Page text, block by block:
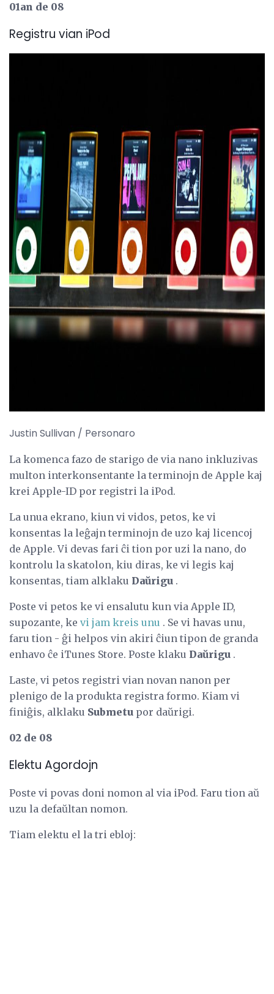
01an de 08
Registru vian iPod
ad
Justin Sullivan / Personaro
La komenca fazo de starigo de via nano inkluzivas
multon interkonsentante la terminojn de Apple kaj
krei Apple-ID por registri la iPod.
La unua ekrano, kiun vi vidos, petos, ke vi
konsentas la leĝajn terminojn de uzo kaj licencoj
de Apple. Vi devas fari ĉi tion por uzi la nano, do
kontrolu la skatolon, kiu diras, ke vi legis kaj
konsentas, tiam alklaku Daŭrigu .
Poste vi petos ke vi ensalutu kun via Apple ID,
supozante, ke vi jam kreis unu . Se vi havas unu,
faru tion - ĝi helpos vin akiri ĉiun tipon de granda
enhavo ĉe iTunes Store. Poste klaku Daŭrigu .
Laste, vi petos registri vian novan nanon per
plenigo de la produkta registra formo. Kiam vi
finiĝis, alklaku Submetu por daŭrigi.
02 de 08
Elektu Agordojn
Poste vi povas doni nomon al via iPod. Faru tion aŭ
uzu la defaŭltan nomon.
Tiam elektu el la tri ebloj: